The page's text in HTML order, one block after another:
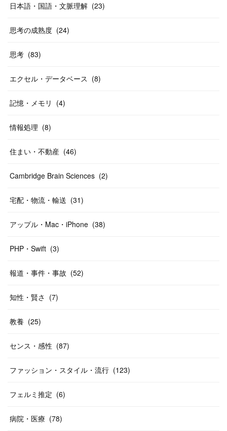
日本語・国語・文脈理解 (23)
思考の成熟度 (24)
思考 (83)
エクセル・データベース (8)
記憶・メモリ (4)
情報処理 (8)
住まい・不動産 (46)
Cambridge Brain Sciences (2)
宅配・物流・輸送 (31)
アップル・Mac・iPhone (38)
PHP・Swift (3)
報道・事件・事故 (52)
知性・賢さ (7)
教養 (25)
センス・感性 (87)
ファッション・スタイル・流行 (123)
フェルミ推定 (6)
病院・医療 (78)